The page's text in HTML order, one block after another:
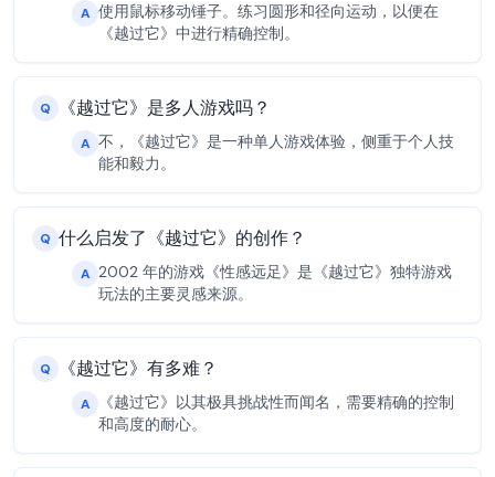
A 使用鼠标移动锤子。练习圆形和径向运动，以便在
《越过它》中进行精确控制。
Q 《越过它》是多人游戏吗？
A 不，《越过它》是一种单人游戏体验，侧重于个人技
能和毅力。
Q 什么启发了《越过它》的创作？
A 2002 年的游戏《性感远足》是《越过它》独特游戏
玩法的主要灵感来源。
Q 《越过它》有多难？
A
《越过它》以其极具挑战性而闻名，需要精确的控制
和高度的耐心。